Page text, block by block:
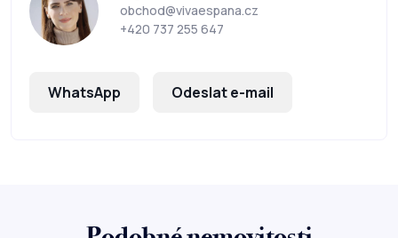
obchod@vivaespana.cz
+420 737 255 647
WhatsApp Odeslat e-mail